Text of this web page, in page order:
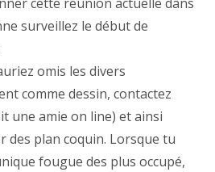
surveillez le début de
omis les divers
comme dessin, contactez
une amie on line) et ainsi
des plan coquin. Lorsque tu
fougue des plus occupé,